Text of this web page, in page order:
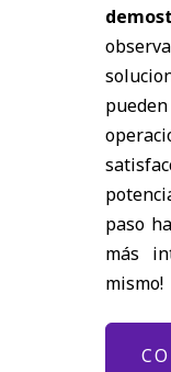
paso
más
mismo!